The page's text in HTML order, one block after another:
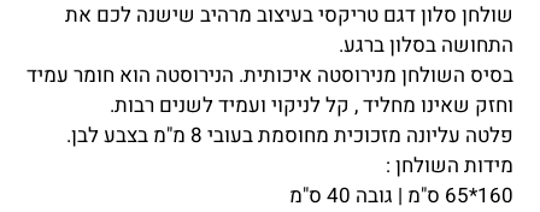
שולחן סלון דגם טריקסי בעיצוב מרהיב שישנה לכם את
התחושה בסלון ברגע.
בסיס השולחן מנירוסטה איכותית. הנירוסטה הוא חומר עמיד
וחזק שאינו מחליד , קל לניקוי ועמיד לשנים רבות.
פלטה עליונה מזכוכית מחוסמת בעובי 8 מ"מ בצבע לבן.
מידות השולחן :
160*65 ס"מ | גובה 40 ס"מ